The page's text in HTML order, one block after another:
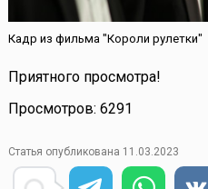
Кадр из фильма "Короли рулетки"
Приятного просмотра!
Просмотров: 6291
Статья опубликована 11.03.2023